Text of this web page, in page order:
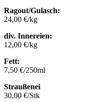
Ragout/Gulasch:
24,00 €/kg
div. Innereien:
12,00 €/kg
Fett:
7,50 €/250ml
Straußenei
30,00 €/Stk